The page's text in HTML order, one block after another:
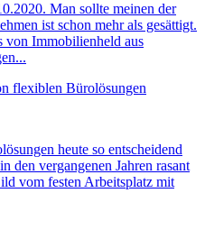
Man sollte meinen der
ist schon mehr als gesättigt.
von Immobilienheld aus
flexiblen Bürolösungen
heute so entscheidend
den vergangenen Jahren rasant
vom festen Arbeitsplatz mit